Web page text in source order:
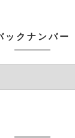
ックナンバー